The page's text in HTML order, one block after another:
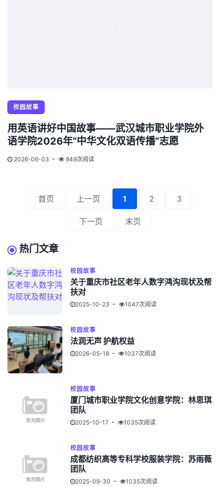
校园故事
用英语讲好中国故事——武汉城市职业学院外
语学院2026年“中华文化双语传播”志愿
2026-06-03 849次阅读
首页 上一页 1 2 3
下一页 末页
热门文章
校园故事
关于重庆市社区老年人数字鸿沟现状及帮
扶对
2025-10-23 1047次阅读
校园故事
法润无声 护航权益
2026-05-18 1037次阅读
校园故事
厦门城市职业学院文化创意学院：林思琪
团队
2025-10-17 1035次阅读
校园故事
成都纺织高等专科学校服装学院：苏雨薇
团队
2025-09-30 1035次阅读